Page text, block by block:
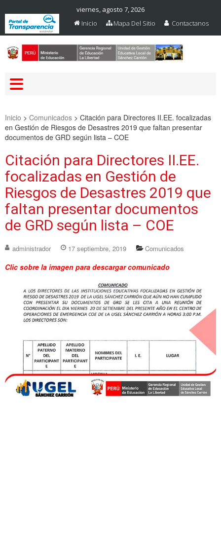
viernes, agosto 7, 2026
Inicio
Mapa Del Sitio Contactanos
Inicio > Comunicados > Citación para Directores II.EE. focalizadas
en Gestión de Riesgos de Desastres 2019 que faltan presentar
documentos de GRD según lista – COE
Citación para Directores II.EE.
focalizadas en Gestión de
Riesgos de Desastres 2019 que
faltan presentar documentos
de GRD según lista – COE
administrador 17 septiembre, 2019 Comunicados
Clic sobre la imagen para descargar comunicado